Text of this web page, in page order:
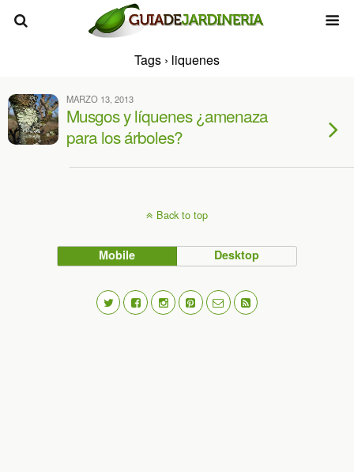
Tags › liquenes
MARZO 13, 2013
Musgos y líquenes ¿amenaza
para los árboles?
Back to top
Mobile Desktop